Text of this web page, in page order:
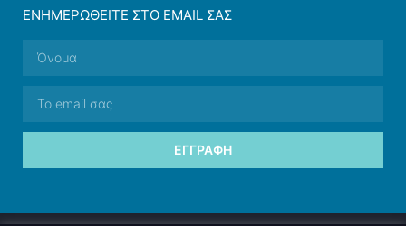
ΕΝΗΜΕΡΩΘΕΊΤΕ ΣΤΟ EMAIL ΣΑΣ
ΕΓΓΡΑΦΉ